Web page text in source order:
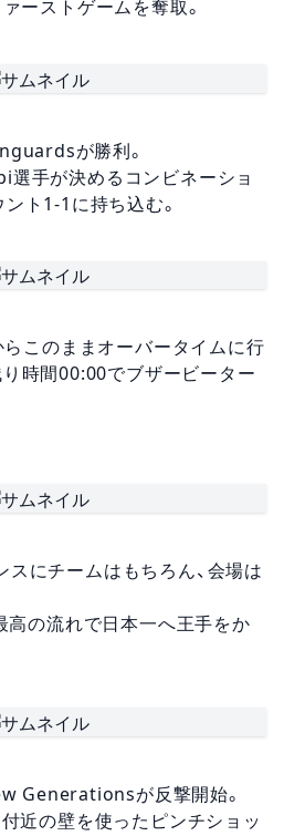
ーストゲームを奪取。
が勝利。
選手が決めるコンビネーショ
ト1-1に持ち込む。
らこのままオーバータイムに行
り時間00:00でブザービーター
にチームはもちろん、会場は
の流れで日本一へ王手をか
Generationsが反撃開始。
近の壁を使ったピンチショッ